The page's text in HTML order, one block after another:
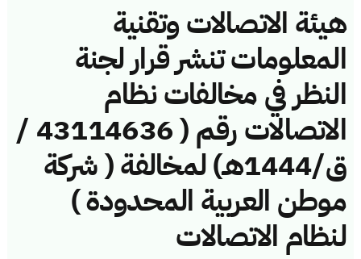
هيئة الاتصالات وتقنية
المعلومات تنشر قرار لجنة
النظر في مخالفات نظام
الاتصالات رقم ( 43114636 /
ق/1444هـ) لمخالفة ( شركة
موطن العربية المحدودة )
لنظام الاتصالات